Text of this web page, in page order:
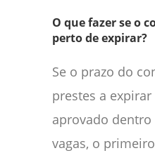
O que fazer se o
perto de expirar?
Se o prazo do
prestes a expirar
aprovado
vagas, o